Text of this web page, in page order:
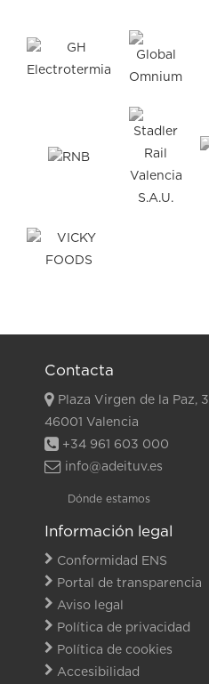
Contacta
Plaza Virgen de la Paz, 3
46001 Valencia
+34 961 603 000
info@adeituv.es
Dónde estamos
Información legal
Conformidad ENS
Portal de transparencia
Aviso legal
Política de privacidad
Política de cookies
Accesibilidad